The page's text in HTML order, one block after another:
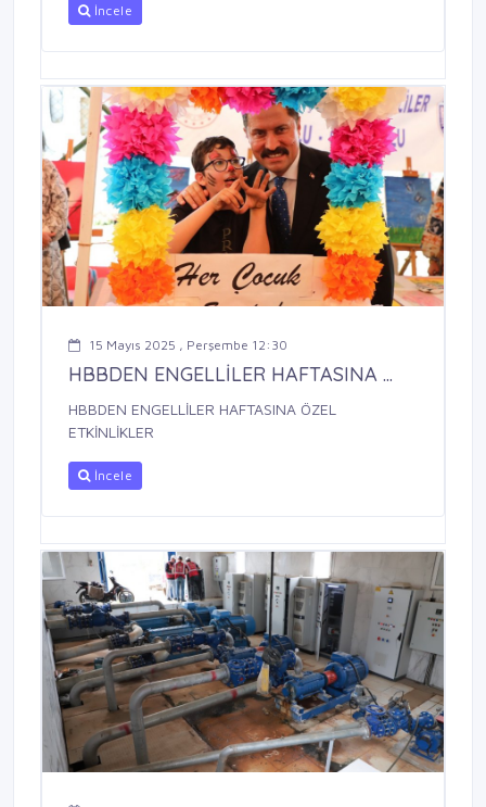
İncele
15 Mayıs 2025 , Perşembe 12:30
HBBDEN ENGELLİLER HAFTASINA ...
HBBDEN ENGELLİLER HAFTASINA ÖZEL
ETKİNLİKLER
İncele